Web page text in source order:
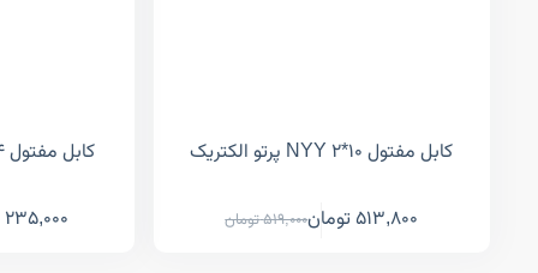
کابل مفتول NYY 2*10 پرتو الکتریک
519,000تومان 513,800 تومان
کابل مفتول NYY 2*4 پرتو الکتریک
235,000